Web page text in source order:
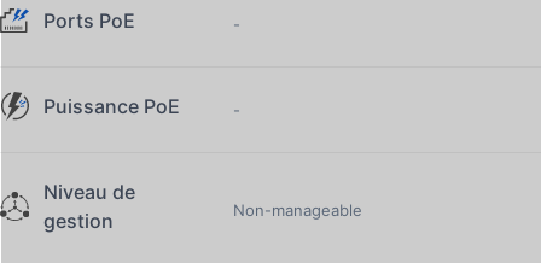
Ports PoE -
Puissance PoE -
Niveau de
gestion
Non-manageable